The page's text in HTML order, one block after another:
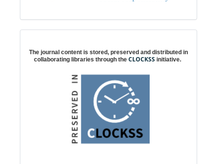
The journal content is stored, preserved and distributed in
collaborating libraries through the CLOCKSS initiative.